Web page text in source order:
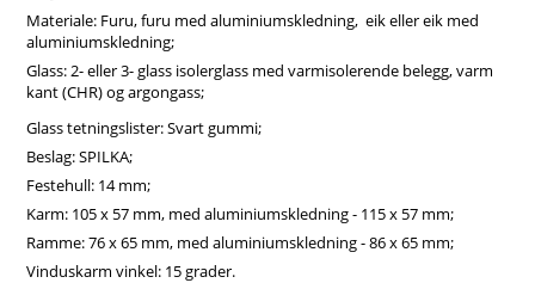
Materiale: Furu, furu med aluminiumskledning, eik eller eik med
aluminiumskledning;
Glass: 2- eller 3- glass isolerglass med varmisolerende belegg, varm
kant (CHR) og argongass;
Glass tetningslister: Svart gummi;
Beslag: SPILKA;
Festehull: 14 mm;
Karm: 105 x 57 mm, med aluminiumskledning - 115 x 57 mm;
Ramme: 76 x 65 mm, med aluminiumskledning - 86 x 65 mm;
Vinduskarm vinkel: 15 grader.